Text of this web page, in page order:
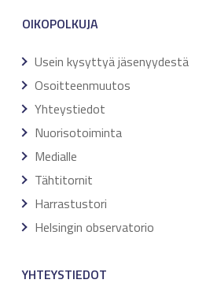
OIKOPOLKUJA
Usein kysyttyä jäsenyydestä
Osoitteenmuutos
Yhteystiedot
Nuorisotoiminta
Medialle
Tähtitornit
Harrastustori
Helsingin observatorio
YHTEYSTIEDOT